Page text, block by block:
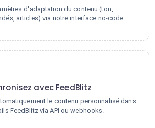
d'adaptation du contenu (ton,
articles) via notre interface no-code.
avec FeedBlitz
le contenu personnalisé dans
FeedBlitz via API ou webhooks.